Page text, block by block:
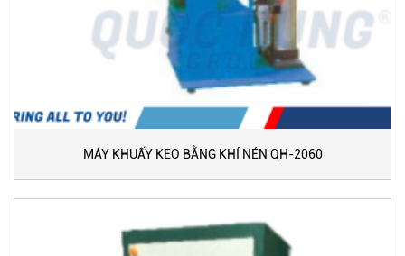
MÁY KHUẤY KEO BẰNG KHÍ NÉN QH-2060